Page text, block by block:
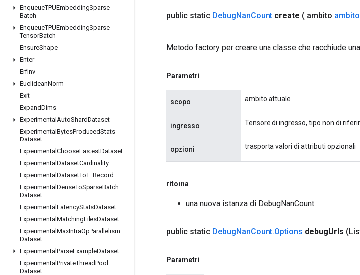
EnqueueTPUEmbeddingSparse
Batch
EnqueueTPUEmbeddingSparse
TensorBatch
EnsureShape
Enter
Erfinv
EuclideanNorm
Exit
ExpandDims
Experimental AutoShardDataset
Experimental BytesProducedStats
Dataset
Experimental ChooseFastestDataset
Experimental DatasetCardinality
Experimental DatasetToTFRecord
Experimental DenseToSparseBatch
Dataset
Experimental LatencyStatsDataset
Experimental MatchingFilesDataset
Experimental MaxIntraOpParallelism
Dataset
Experimental ParseExampleDataset
Experimental PrivateThreadPool
Dataset
public static DebugNanCount create ( ambito ambito
Metodo factory per creare una classe che racchiude
Parametri
scopo ambito attuale
ingresso Tensore di ingresso, tipo non di
opzioni trasporta valori di attributi opzionali
ritorna
una nuova istanza di DebugNanCount
public static DebugNanCount.Options debugUrls
Parametri